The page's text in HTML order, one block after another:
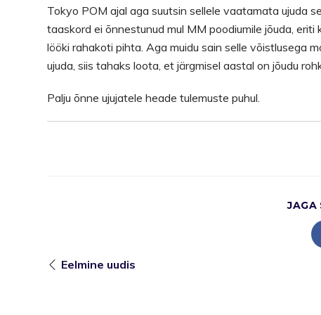
Tokyo POM ajal aga suutsin sellele vaatamata ujuda
taaskord ei õnnestunud mul MM poodiumile jõuda,
lööki rahakoti pihta. Aga muidu sain selle võistlusega
ujuda, siis tahaks loota, et järgmisel aastal on jõudu
Palju õnne ujujatele heade tulemuste puhul.
JAGA
Eelmine uudis